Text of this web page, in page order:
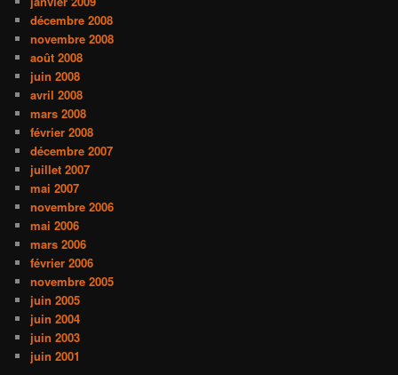
décembre 2008
novembre 2008
août 2008
juin 2008
avril 2008
mars 2008
février 2008
décembre 2007
juillet 2007
mai 2007
novembre 2006
mai 2006
mars 2006
février 2006
novembre 2005
juin 2005
juin 2004
juin 2003
juin 2001